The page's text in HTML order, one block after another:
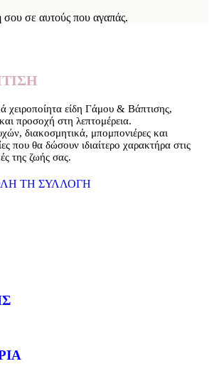
σε αυτούς που αγαπάς.
χειροποίητα είδη Γάμου & Βάπτισης,
προσοχή στη λεπτομέρεια.
διακοσμητικά, μπομπονιέρες και
που θα δώσουν ιδιαίτερο χαρακτήρα στις
της ζωής σας.
ΤΗ ΣΥΛΛΟΓΗ